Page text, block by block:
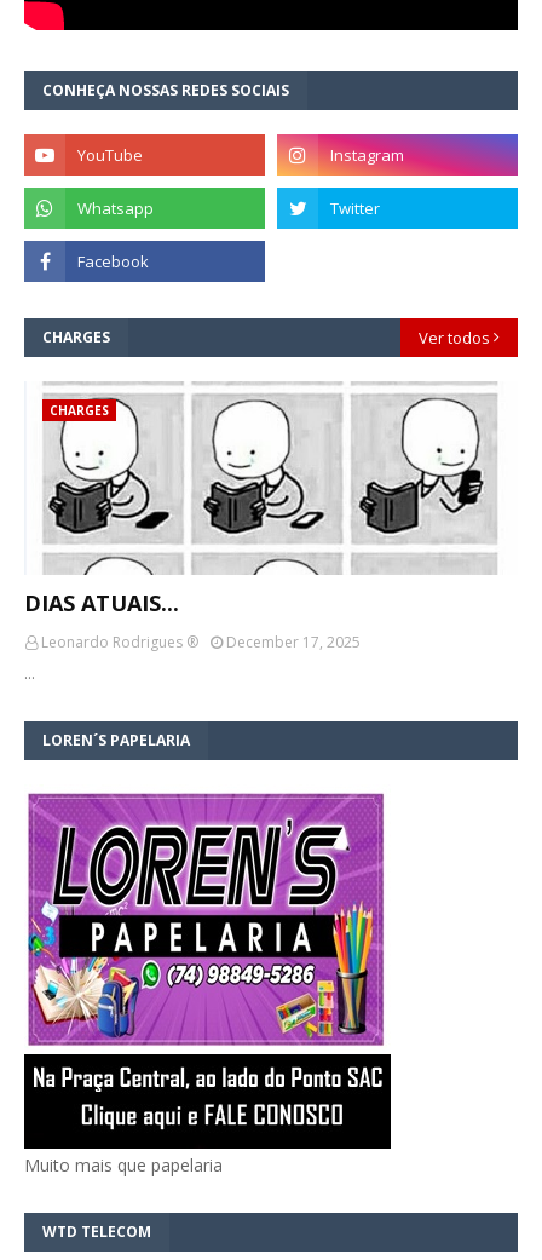
CONHEÇA NOSSAS REDES SOCIAIS
CHARGES Ver todos
CHARGES
DIAS ATUAIS...
Leonardo Rodrigues ®
December 17, 2025
…
LOREN´S PAPELARIA
Muito mais que papelaria
WTD TELECOM